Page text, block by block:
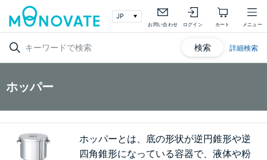
お問い合わせ ログイン カート メニュー
検索 詳細検索
ホッパー
ホッパーとは、底の形状が逆円錐形や逆
四角錐形になっている容器で、液体や粉